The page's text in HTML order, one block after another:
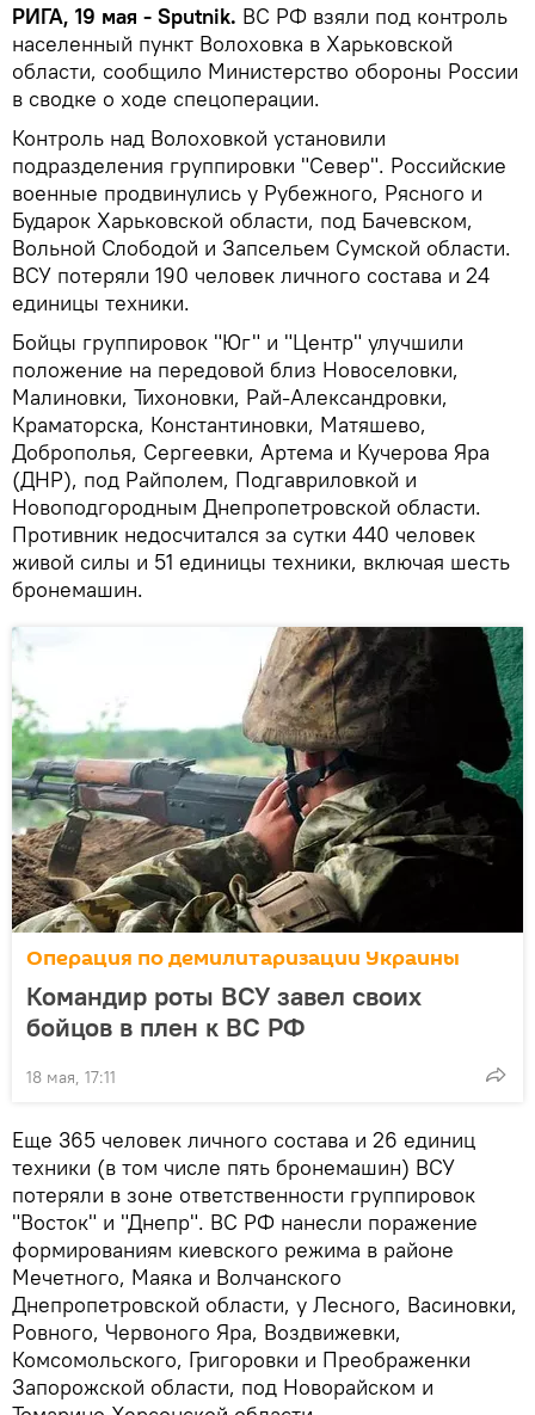
РИГА, 19 мая - Sputnik. ВС РФ взяли под контроль
населенный пункт Волоховка в Харьковской
области, сообщило Министерство обороны России
в сводке о ходе спецоперации.
Контроль над Волоховкой установили
подразделения группировки "Север". Российские
военные продвинулись у Рубежного, Рясного и
Бударок Харьковской области, под Бачевском,
Вольной Слободой и Запсельем Сумской области.
ВСУ потеряли 190 человек личного состава и 24
единицы техники.
Бойцы группировок "Юг" и "Центр" улучшили
положение на передовой близ Новоселовки,
Малиновки, Тихоновки, Рай-Александровки,
Краматорска, Константиновки, Матяшево,
Доброполья, Сергеевки, Артема и Кучерова Яра
(ДНР), под Райполем, Подгавриловкой и
Новоподгородным Днепропетровской области.
Противник недосчитался за сутки 440 человек
живой силы и 51 единицы техники, включая шесть
бронемашин.
Операция по демилитаризации Украины
Командир роты ВСУ завел своих
бойцов в плен к ВС РФ
18 мая, 17:11
Еще 365 человек личного состава и 26 единиц
техники (в том числе пять бронемашин) ВСУ
потеряли в зоне ответственности группировок
"Восток" и "Днепр". ВС РФ нанесли поражение
формированиям киевского режима в районе
Мечетного, Маяка и Волчанского
Днепропетровской области, у Лесного, Васиновки,
Ровного, Червоного Яра, Воздвижевки,
Комсомольского, Григоровки и Преображенки
Запорожской области, под Новорайском и